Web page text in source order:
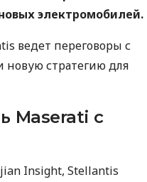
электромобилей.
ведет переговоры с
новую стратегию для
Maserati с
Insight, Stellantis